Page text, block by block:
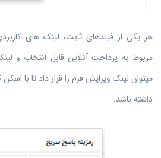
هر یکی از فیلدهای ثابت، لینک های
مربوط به پرداخت آنلاین قابل انتخاب و
میتوان لینک ویرایش فرم را قرار داد تا با
داشته باشد.